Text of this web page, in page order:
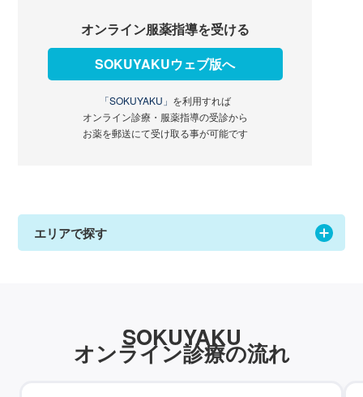
オンライン服薬指導を受ける
SOKUYAKUウェブ版へ
「SOKUYAKU」 を利用すれば
オンライン診療・服薬指導の受診から
お薬を郵送にて受け取る事が可能です
エリアで探す
SOKUYAKU
オンライン診療の流れ